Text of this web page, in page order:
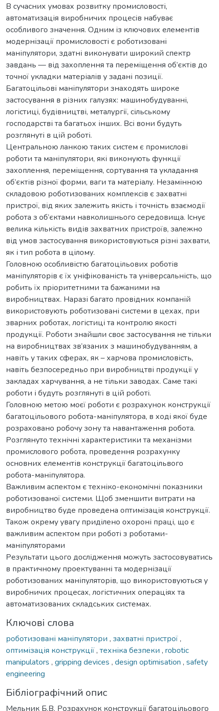
В сучасних умовах розвитку промисловості,
автоматизація виробничих процесів набуває
особливого значення. Одним із ключових елементів
модернізації промисловості є роботизовані
маніпулятори, здатні виконувати широкий спектр
завдань — від захоплення та переміщення об’єктів до
точної укладки матеріалів у задані позиції.
Багатоцільові маніпулятори знаходять широке
застосування в різних галузях: машинобудуванні,
логістиці, будівництві, металургії, сільському
господарстві та багатьох інших. Всі вони будуть
розглянуті в цій роботі.
Центральною ланкою таких систем є промислові
роботи та маніпулятори, які виконують функції
захоплення, переміщення, сортування та укладання
об’єктів різної форми, ваги та матеріалу. Незамінною
складовою роботизованих комплексів є захватні
пристрої, від яких залежить якість і точність взаємодії
робота з об’єктами навколишнього середовища. Існує
велика кількість видів захватних пристроїв, залежно
від умов застосування використовуються різні захвати,
як і тип робота в цілому.
Головною особливістю багатоцільових роботів
маніпуляторів є їх уніфікованість та універсальність, що
робить їх пріоритетними та бажаними на
виробництвах. Наразі багато провідних компаній
використовують роботизовані системи в цехах, при
зварних роботах, логістиці та контролю якості
продукції. Роботи знайшли своє застосування не тільки
на виробництвах зв’язаних з машинобудуванням, а
навіть у таких сферах, як – харчова промисловість,
навіть безпосередньо при виробництві продукції у
закладах харчування, а не тільки заводах. Саме такі
роботи і будуть розглянуті в цій роботі.
Головною метою моєї роботи є розрахунок конструкції
багатоцільового робота-маніпулятора, в ході якої буде
розраховано робочу зону та навантаження робота.
Розглянуто технічні характеристики та механізми
промислового робота, проведення розрахунку
основних елементів конструкції багатоцільвого
робота-маніпулятора.
Важливим аспектом є техніко-економічні показники
роботизованої системи. Щоб зменшити витрати на
виробництво буде проведена оптимізація конструкції.
Також окрему увагу приділено охороні праці, що є
важливим аспектом при роботі з роботами-
маніпуляторами
Результати цього дослідження можуть застосовуватись
в практичному проектуванні та модернізації
роботизованих маніпуляторів, що використовуються у
виробничих процесах, логістичних операціях та
автоматизованих складських системах.
Ключові слова
роботизовані маніпулятори , захватні пристрої,
оптимізація конструкції, техніка безпеки , robotic
manipulators , gripping devices , design optimisation , safety
engineering
Бібліографічний опис
Мельник Б.В. Розрахунок конструкції багатоцільового